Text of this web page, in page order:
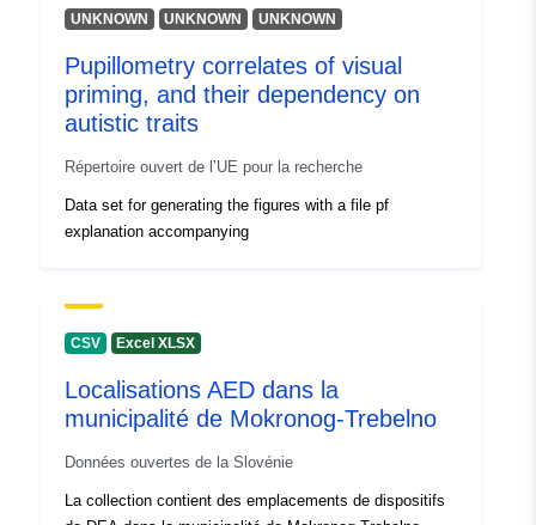
UNKNOWN UNKNOWN UNKNOWN
Pupillometry correlates of visual
priming, and their dependency on
autistic traits
Répertoire ouvert de l’UE pour la recherche
Data set for generating the figures with a file pf
explanation accompanying
CSV Excel XLSX
Localisations AED dans la
municipalité de Mokronog-Trebelno
Données ouvertes de la Slovénie
La collection contient des emplacements de dispositifs